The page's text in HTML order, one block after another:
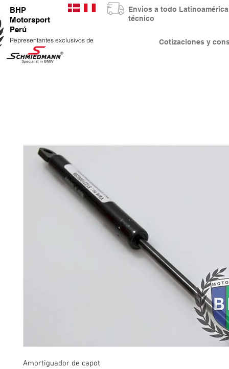
BHP
Motorsport
Perú
Representantes exclusivos de Cotizaciones y
Envios a todo
técnico
Amortiguador de capot